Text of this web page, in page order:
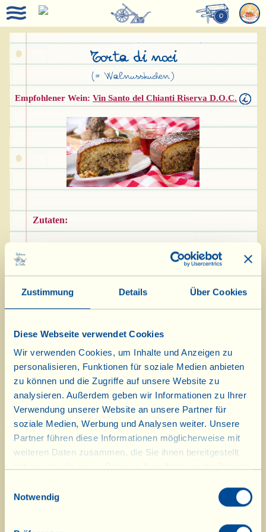
Zustimmung Details Über Cookies
Diese Webseite verwendet Cookies
Wir verwenden Cookies, um Inhalte und Anzeigen zu
personalisieren, Funktionen für soziale Medien anbieten
zu können und die Zugriffe auf unsere Website zu
analysieren. Außerdem geben wir Informationen zu Ihrer
Verwendung unserer Website an unsere Partner für
soziale Medien, Werbung und Analysen weiter. Unsere
Partner führen diese Informationen möglicherweise mit
weiteren Daten zusammen, die Sie ihnen bereitgestellt
Notwendig
0
Torta di noci
(= Walnusskuchen)
Empfohlener Wein: Vin Santo del Chianti Riserva D.O.C.
Zutaten:
175 g Rohrzucker
1 Glas Milch
1 Tütchen Backpulver
Puderzucker
Die Butter in einem Töpfchen im Wasserbad
schmelzen und abkühlen lassen. Die Walnüsse
auf einem Küchenbrett grob mit dem Messer
Butter, die Milch, das mit dem Backpulver
Rühren hinzufügen, bis ein glatter, homogener